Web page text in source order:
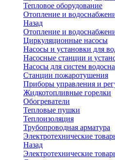
Тепловое оборудование
Отопление и
Назад
Отопление и
Циркуляционные насосы
Насосы и установки для
Насосные станции и
Насосы для систем
Станции пожаротушения
Приборы управления и
Жидкотопливные горелки
Обогреватели
Тепловые пушки
Теплоизоляция
Трубопроводная арматура
Электротехнические
Назад
Электротехнические